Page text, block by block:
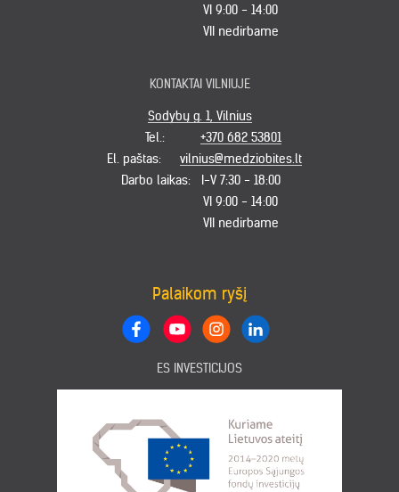
VI 9:00 - 14:00
VII nedirbame
KONTAKTAI VILNIUJE
Sodybų g. 1, Vilnius
Tel.:
+370 682 53801
El. paštas:
vilnius@medziobites.lt
Darbo laikas:
I-V 7:30 - 18:00
VI 9:00 - 14:00
VII nedirbame
Palaikom ryšį
ES INVESTICIJOS